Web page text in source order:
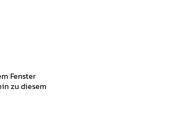
Fenster
zu diesem